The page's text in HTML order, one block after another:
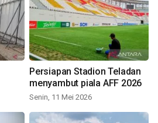
Persiapan Stadion Teladan
menyambut piala AFF 2026
Senin, 11 Mei 2026